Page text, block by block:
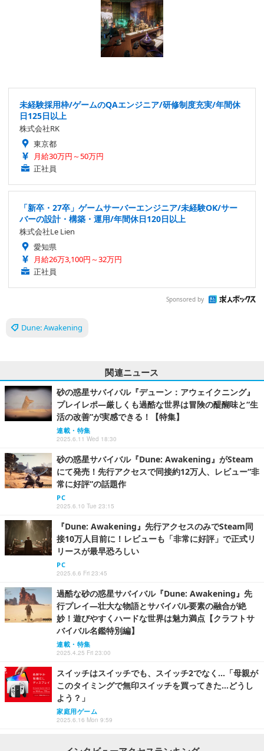
未経験採用枠/ゲームのQAエンジニア/研修制度充実/年間休
日125日以上
株式会社RK
東京都
月給30万円～50万円
正社員
「新卒・27卒」ゲームサーバーエンジニア/未経験OK/サー
バーの設計・構築・運用/年間休日120日以上
株式会社Le Lien
愛知県
月給26万3,100円～32万円
正社員
Sponsored by
Dune: Awakening
関連ニュース
砂の惑星サバイバル『デューン：アウェイクニング』
プレイレポ―厳しくも過酷な世界は冒険の醍醐味と“生
活の改善”が実感できる！【特集】
連載・特集
2025.6.11 Wed 18:30
砂の惑星サバイバル『Dune: Awakening』がSteam
にて発売！先行アクセスで同接約12万人、レビュー“非
常に好評”の話題作
PC
2025.6.10 Tue 23:15
『Dune: Awakening』先行アクセスのみでSteam同
接10万人目前に！レビューも「非常に好評」で正式リ
リースが最早恐ろしい
PC
2025.6.6 Fri 23:45
過酷な砂の惑星サバイバル『Dune: Awakening』先
行プレイ―壮大な物語とサバイバル要素の融合が絶
妙！遊びやすくハードな世界は魅力満点【クラフトサ
バイバル名鑑特別編】
連載・特集
2025.4.25 Fri 23:00
スイッチはスイッチでも、スイッチ2でなく…「母親が
このタイミングで無印スイッチを買ってきた…どうし
よう？」
家庭用ゲーム
2025.6.16 Mon 9:59